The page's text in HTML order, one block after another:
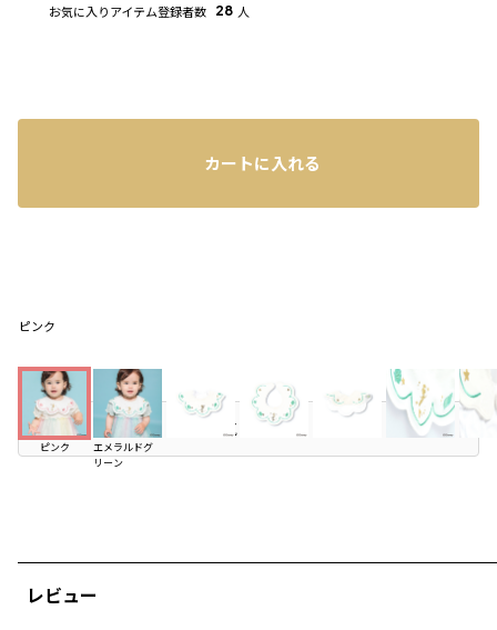
ピンク
ピンク
エメラルドグ
リーン
レビュー
お気に入りアイテム登録者数 28 人
カートに入れる
お気に入り追加